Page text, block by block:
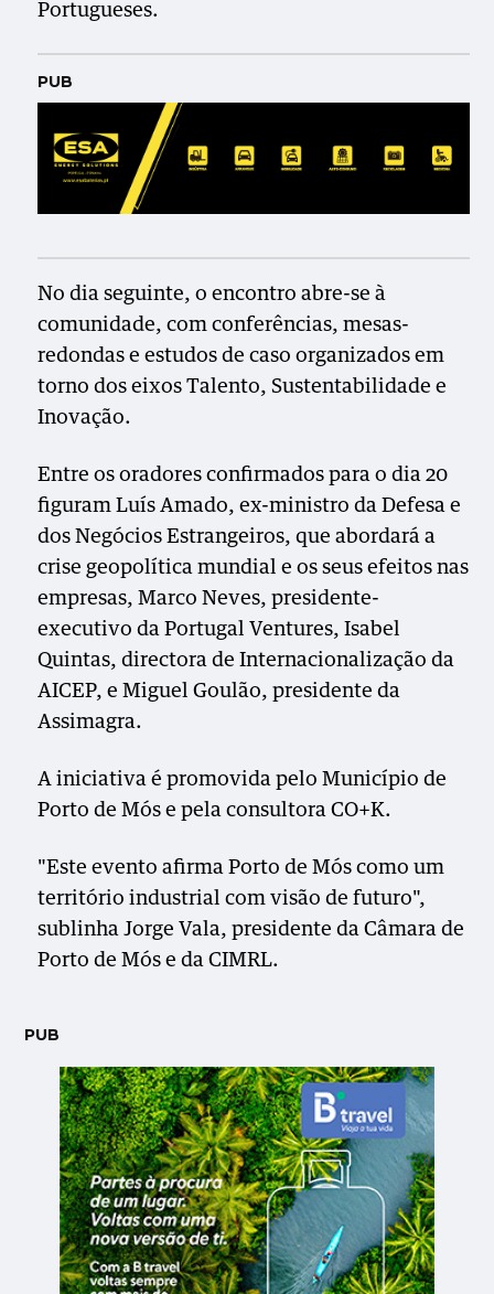
Portugueses.
PUB
No dia seguinte, o encontro abre-se à
comunidade, com conferências, mesas-
redondas e estudos de caso organizados em
torno dos eixos Talento, Sustentabilidade e
Inovação.
Entre os oradores confirmados para o dia 20
figuram Luís Amado, ex-ministro da Defesa e
dos Negócios Estrangeiros, que abordará a
crise geopolítica mundial e os seus efeitos nas
empresas, Marco Neves, presidente-
executivo da Portugal Ventures, Isabel
Quintas, directora de Internacionalização da
AICEP, e Miguel Goulão, presidente da
Assimagra.
A iniciativa é promovida pelo Município de
Porto de Mós e pela consultora CO+K.
"Este evento afirma Porto de Mós como um
território industrial com visão de futuro",
sublinha Jorge Vala, presidente da Câmara de
Porto de Mós e da CIMRL.
PUB